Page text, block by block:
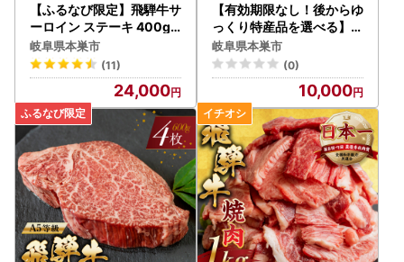
【ふるなび限定】飛騨牛サ
ーロイン ステーキ 400g (
200g×2枚) ステーキ FN-
Limited-PR
岐阜県本巣市
(11)
24,000
【有効期限なし！後からゆ
っくり特産品を選べる】岐
阜県本巣市カタログポイン
ト
岐阜県本巣市
(0)
10,000